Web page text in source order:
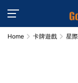
Home 卡牌遊戲 星